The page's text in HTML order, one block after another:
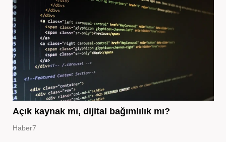
Açık kaynak mı, dijital bağımlılık mı?
Haber7